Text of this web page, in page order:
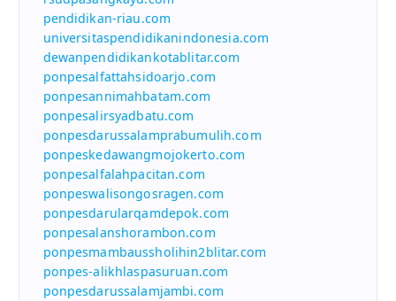
pendidikan-riau.com
universitaspendidikanindonesia.com
dewanpendidikankotablitar.com
ponpesalfattahsidoarjo.com
ponpesannimahbatam.com
ponpesalirsyadbatu.com
ponpesdarussalamprabumulih.com
ponpeskedawangmojokerto.com
ponpesalfalahpacitan.com
ponpeswalisongosragen.com
ponpesdarularqamdepok.com
ponpesalanshorambon.com
ponpesmambaussholihin2blitar.com
ponpes-alikhlaspasuruan.com
ponpesdarussalamjambi.com